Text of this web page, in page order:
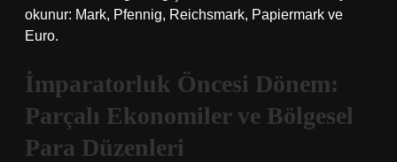
okunur: Mark, Pfennig, Reichsmark, Papiermark ve
Euro.
İmparatorluk Öncesi Dönem:
Parçalı Ekonomiler ve Bölgesel
Para Düzenleri